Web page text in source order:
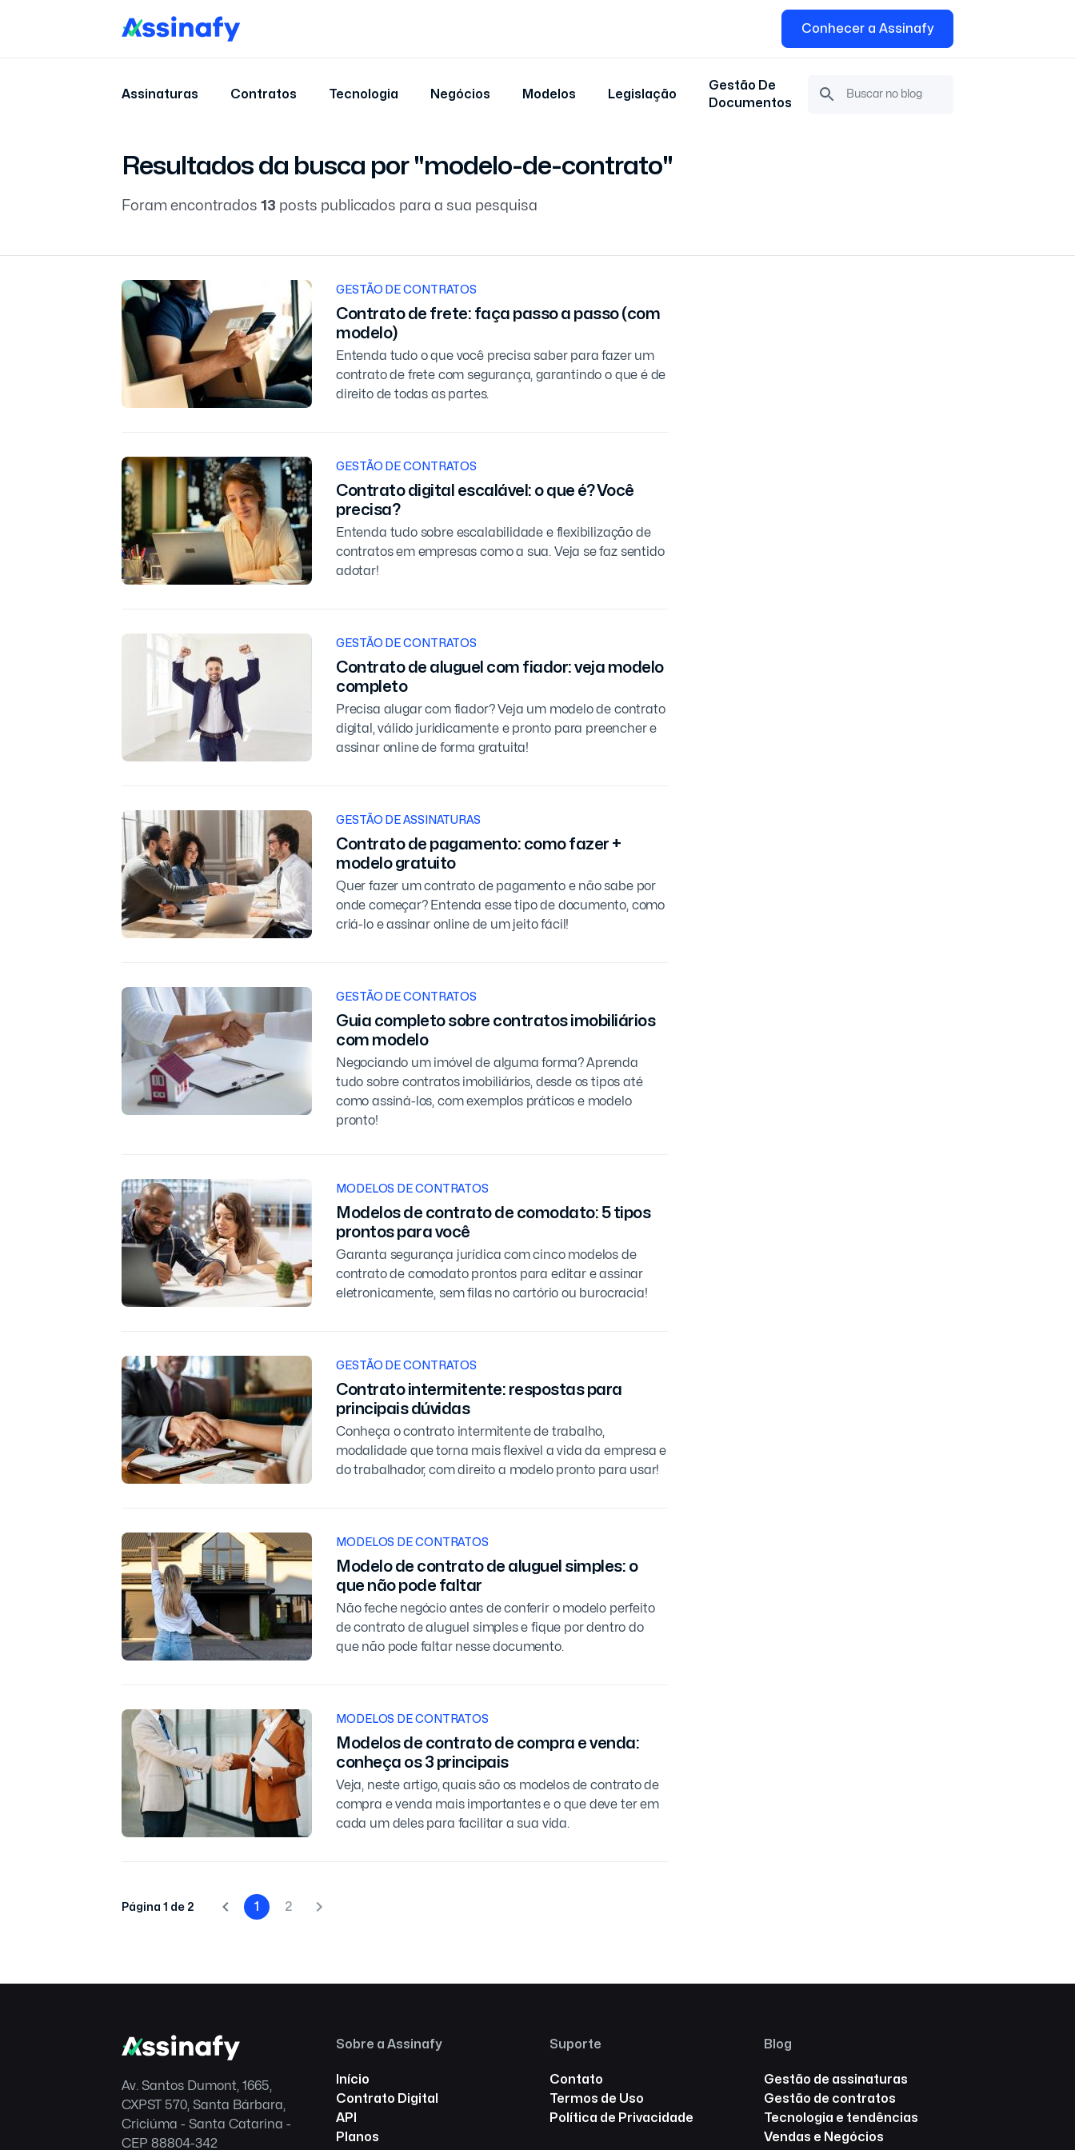
Conhecer a Assinafy
Assinaturas Contratos Tecnologia Negócios Modelos Legislação
Gestão De
Documentos
Resultados da busca por "modelo-de-contrato"
Foram encontrados 13 posts publicados para a sua pesquisa
GESTÃO DE CONTRATOS
Contrato de frete: faça passo a passo (com
modelo)
Entenda tudo o que você precisa saber para fazer um
contrato de frete com segurança, garantindo o que é de
direito de todas as partes.
GESTÃO DE CONTRATOS
Contrato digital escalável: o que é? Você
precisa?
Entenda tudo sobre escalabilidade e flexibilização de
contratos em empresas como a sua. Veja se faz sentido
adotar!
GESTÃO DE CONTRATOS
Contrato de aluguel com fiador: veja modelo
completo
Precisa alugar com fiador? Veja um modelo de contrato
digital, válido juridicamente e pronto para preencher e
assinar online de forma gratuita!
GESTÃO DE ASSINATURAS
Contrato de pagamento: como fazer +
modelo gratuito
Quer fazer um contrato de pagamento e não sabe por
onde começar? Entenda esse tipo de documento, como
criá-lo e assinar online de um jeito fácil!
GESTÃO DE CONTRATOS
Guia completo sobre contratos imobiliários
com modelo
Negociando um imóvel de alguma forma? Aprenda
tudo sobre contratos imobiliários, desde os tipos até
como assiná-los, com exemplos práticos e modelo
pronto!
MODELOS DE CONTRATOS
Modelos de contrato de comodato: 5 tipos
prontos para você
Garanta segurança jurídica com cinco modelos de
contrato de comodato prontos para editar e assinar
eletronicamente, sem filas no cartório ou burocracia!
GESTÃO DE CONTRATOS
Contrato intermitente: respostas para
principais dúvidas
Conheça o contrato intermitente de trabalho,
modalidade que torna mais flexível a vida da empresa e
do trabalhador, com direito a modelo pronto para usar!
MODELOS DE CONTRATOS
Modelo de contrato de aluguel simples: o
que não pode faltar
Não feche negócio antes de conferir o modelo perfeito
de contrato de aluguel simples e fique por dentro do
que não pode faltar nesse documento.
MODELOS DE CONTRATOS
Modelos de contrato de compra e venda:
conheça os 3 principais
Veja, neste artigo, quais são os modelos de contrato de
compra e venda mais importantes e o que deve ter em
cada um deles para facilitar a sua vida.
Página 1 de 2 1 2
Av. Santos Dumont, 1665,
CXPST 570, Santa Bárbara,
Criciúma - Santa Catarina -
CEP 88804-342
Sobre a Assinafy
Início
Contrato Digital
API
Planos
Suporte
Contato
Termos de Uso
Política de Privacidade
Blog
Gestão de assinaturas
Gestão de contratos
Tecnologia e tendências
Vendas e Negócios